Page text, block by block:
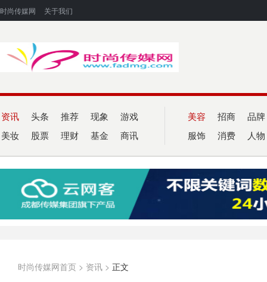
时尚传媒网 关于我们
资讯 头条 推荐 现象 游戏
美妆 股票 理财 基金 商讯
美容 招商 品牌
服饰 消费 人物
时尚传媒网首页 > 资讯 > 正文